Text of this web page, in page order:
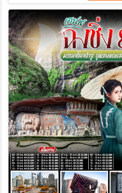
01 ธ.ค. 69 - 06 ธ.ค. 69
15 ธ.ค. 69 - 20 ธ.ค. 69
29 ธ.ค. 69 - 03 ม.ค. 70
12 ม.ค. 70 - 17 ม.ค. 70
26 ม.ค. 70 - 31 ม.ค. 70
09 ก.พ. 70 - 14 ก.พ. 70
23 ก.พ. 70 - 28 ก.พ. 70
09 มี.ค 70 - 14 มี.ค 70
23 มี.ค 70 - 28 มี.ค 70
06 เม.ย 70 - 11 เม.ย 70
20 เม.ย 70 - 25 เม.ย 70
04 พ.ค. 70 - 09 พ.ค. 70
18 พ.ค. 70 - 23 พ.ค. 70